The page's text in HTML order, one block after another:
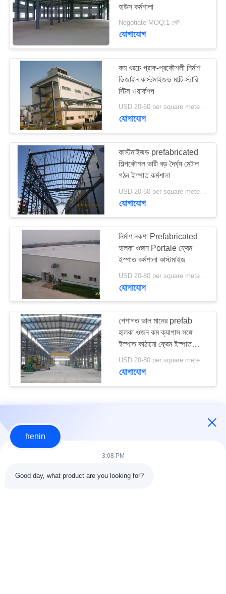
গোপনীয়তা
নীতি
হাউস কর্মশালা
Negotiate MOQ:1 সেট
যোগাযোগ
কম খরচে প্রাক-প্রকৌশলী নির্মাণ
ডিজাইন কাস্টমাইজড মাল্টি-স্টারি
স্টিল ওয়ার্কশপ
USD 20-60 per square meter MOQ:1000 বর্গ মিটার
যোগাযোগ
কাস্টমাইজড prefabricated
শিল্পকৌশল ভারী বড় দৈর্ঘ্য মেটাল
গঠন ইস্পাত কর্মশালা
যোগাযোগ
নির্মাণ নকশা Prefabricated
হালকা ওজন Portale ফ্রেম
ইস্পাত কর্মশালা কাস্টমাইজ
USD 20-80 per square meter MOQ:1000 বর্গ মিটার
যোগাযোগ
পেশাগত ভাল মানের prefab
হালকা ওজন কম ক্যাপাস সঙ্গে
ইস্পাত কাঠামো ফ্রেম ইস্পাত
কর্মশালা
USD 20-80 per square meter MOQ:1000 বর্গ মিটার
যোগাযোগ
henin
3:08 PM
Good day, what product are you looking for?